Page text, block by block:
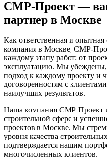
СМР-Проект —
партнер в Москве
Как ответственная и
компания в Москве, СМР-
каждому этапу работ: от
эксплуатацию. Мы убеждены,
подход к каждому проекту и
договоренностям с
наилучших результатов.
Наша компания СМР-Проект
строительной сфере и
проектов в Москве. Мы
уровня качества
подтверждается нашим
многочисленных клиентов.